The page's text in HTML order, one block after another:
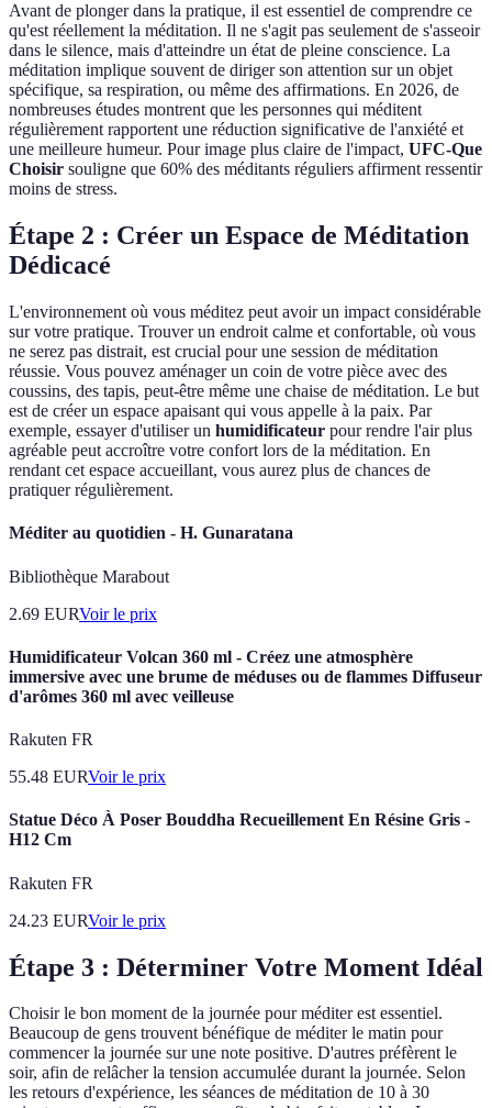
Avant de plonger dans la pratique, il est essentiel de comprendre ce
qu'est réellement la méditation. Il ne s'agit pas seulement de s'asseoir
dans le silence, mais d'atteindre un état de pleine conscience. La
méditation implique souvent de diriger son attention sur un objet
spécifique, sa respiration, ou même des affirmations. En 2026, de
nombreuses études montrent que les personnes qui méditent
régulièrement rapportent une réduction significative de l'anxiété et
une meilleure humeur. Pour image plus claire de l'impact, UFC-Que
Choisir souligne que 60% des méditants réguliers affirment ressentir
moins de stress.
Étape 2 : Créer un Espace de Méditation
Dédicacé
L'environnement où vous méditez peut avoir un impact considérable
sur votre pratique. Trouver un endroit calme et confortable, où vous
ne serez pas distrait, est crucial pour une session de méditation
réussie. Vous pouvez aménager un coin de votre pièce avec des
coussins, des tapis, peut-être même une chaise de méditation. Le but
est de créer un espace apaisant qui vous appelle à la paix. Par
exemple, essayer d'utiliser un humidificateur pour rendre l'air plus
agréable peut accroître votre confort lors de la méditation. En
rendant cet espace accueillant, vous aurez plus de chances de
pratiquer régulièrement.
Méditer au quotidien - H. Gunaratana
Bibliothèque Marabout
2.69 EURVoir le prix
Humidificateur Volcan 360 ml - Créez une atmosphère
immersive avec une brume de méduses ou de flammes Diffuseur
d'arômes 360 ml avec veilleuse
Rakuten FR
55.48 EURVoir le prix
Statue Déco À Poser Bouddha Recueillement En Résine Gris -
H12 Cm
Rakuten FR
24.23 EURVoir le prix
Étape 3 : Déterminer Votre Moment Idéal
Choisir le bon moment de la journée pour méditer est essentiel.
Beaucoup de gens trouvent bénéfique de méditer le matin pour
commencer la journée sur une note positive. D'autres préfèrent le
soir, afin de relâcher la tension accumulée durant la journée. Selon
les retours d'expérience, les séances de méditation de 10 à 30